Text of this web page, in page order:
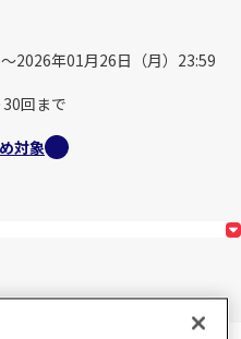
2026年01月26日（月）23:59
回まで
対象